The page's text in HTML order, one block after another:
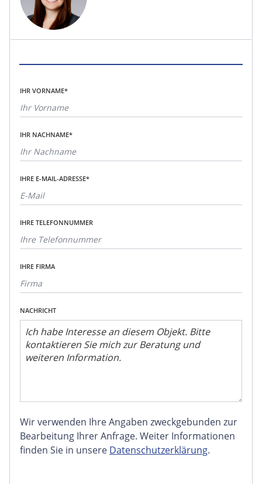
IHR VORNAME*
IHR NACHNAME*
IHRE E-MAIL-ADRESSE*
IHRE TELEFONNUMMER
IHRE FIRMA
NACHRICHT
Wir verwenden Ihre Angaben zweckgebunden zur
Bearbeitung Ihrer Anfrage. Weiter Informationen
finden Sie in unsere Datenschutzerklärung.
FACEBOOK